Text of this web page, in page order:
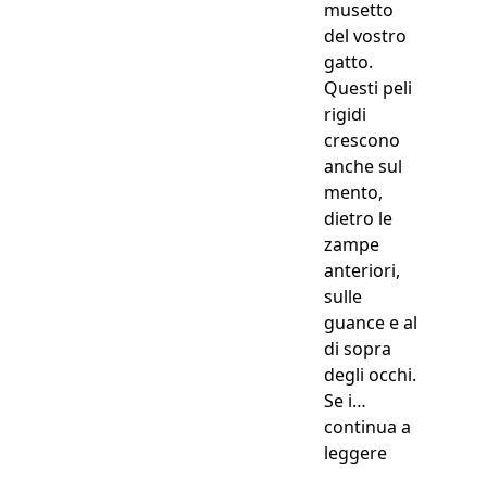
musetto
del vostro
gatto.
Questi peli
rigidi
crescono
anche sul
mento,
dietro le
zampe
anteriori,
sulle
guance e al
di sopra
degli occhi.
Se i…
continua a
leggere“Vibrisse